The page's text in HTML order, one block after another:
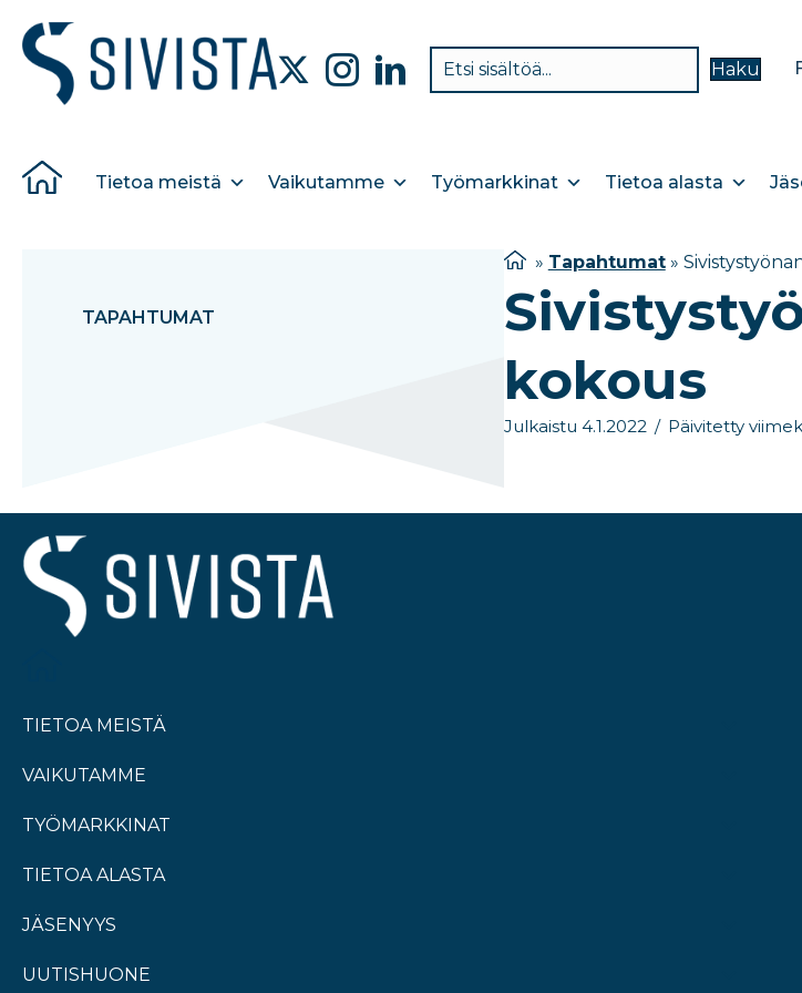
Haku
Tietoa meistä Vaikutamme Työmarkkinat Tietoa alasta
TAPAHTUMAT
» Tapahtumat»
kokous
Julkaistu 4.1.2022 / Päivitetty
TIETOA MEISTÄ
VAIKUTAMME
TYÖMARKKINAT
TIETOA ALASTA
JÄSENYYS
UUTISHUONE